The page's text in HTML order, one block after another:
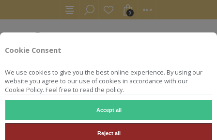
Cookie Consent
We use cookies to give you the best online experience. By using our
website you agree to our use of cookies in accordance with our
Cookie Policy. Feel free to read the policy.
Accept all
Reject all
0